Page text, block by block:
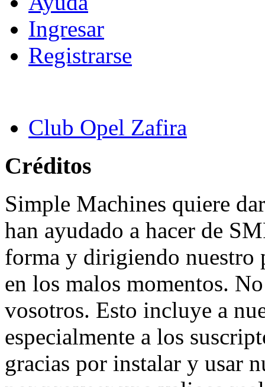
Ingresar
Registrarse
Club Opel Zafira
Créditos
Simple Machines quiere
han ayudado a hacer de
forma y dirigiendo nuestro
en los malos momentos.
vosotros. Esto incluye a
especialmente a los
gracias por instalar y usar